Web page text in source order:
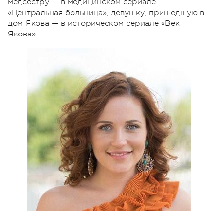
«Центральная больница», девушку, пришедшую в
дом Якова — в историческом сериале «Век
Якова».